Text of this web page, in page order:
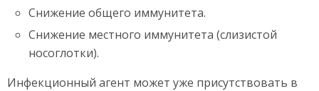
Снижение общего иммунитета.
Снижение местного иммунитета (слизистой
носоглотки).
Инфекционный агент может уже присутствовать в